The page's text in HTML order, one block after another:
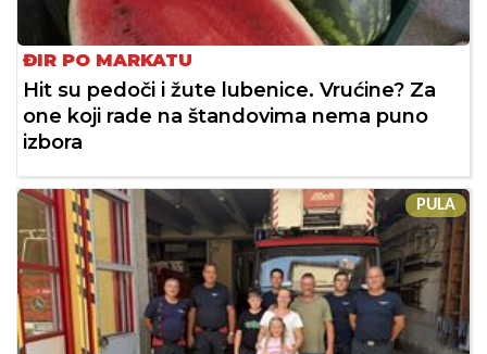
ĐIR PO MARKATU
Hit su pedoči i žute lubenice. Vrućine? Za
one koji rade na štandovima nema puno
izbora
PULA